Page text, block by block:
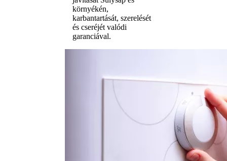
környékén,
karbantartását, szerelését
és cseréjét valódi
garanciával.